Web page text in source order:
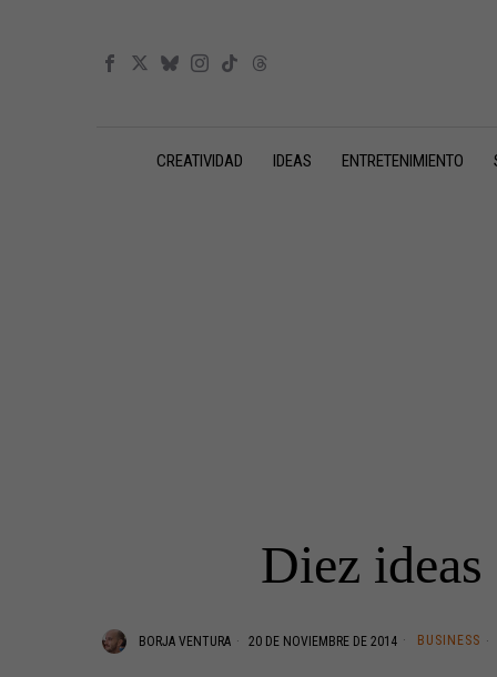
CREATIVIDAD IDEAS ENTRETENIMIENTO
Diez
BORJA VENTURA 20 DE NOVIEMBRE DE 2014 BUSINESS